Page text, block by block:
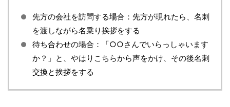
先方の会社を訪問する場合：先方が現れたら、名刺
を渡しながら名乗り挨拶をする
待ち合わせの場合：「○○さんでいらっしゃいます
か？」と、やはりこちらから声をかけ、その後名刺
交換と挨拶をする